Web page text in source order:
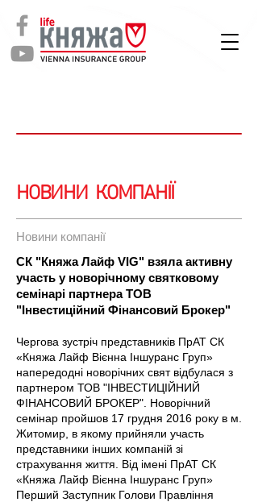
НОВИНИ КОМПАНІЇ
Новини компанії
СК "Княжа Лайф VIG" взяла активну
участь у новорічному святковому
семінарі партнера ТОВ
"Інвестиційний Фінансовий Брокер"
Чергова зустріч представників ПрАТ СК
«Княжа Лайф Вієнна Іншуранс Груп»
напередодні новорічних свят відбулася з
партнером ТОВ "ІНВЕСТИЦІЙНИЙ
ФІНАНСОВИЙ БРОКЕР". Новорічний
семінар пройшов 17 грудня 2016 року в м.
Житомир, в якому прийняли участь
представники інших компаній зі
страхування життя. Від імені ПрАТ СК
«Княжа Лайф Вієнна Іншуранс Груп»
Перший Заступник Голови Правління